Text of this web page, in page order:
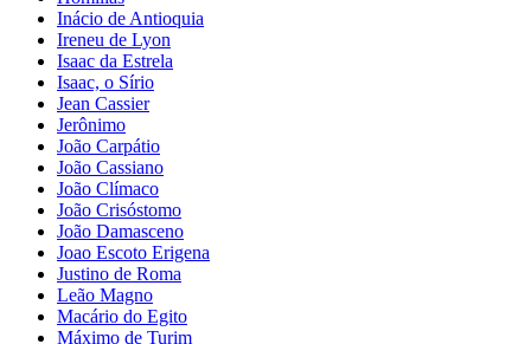
Inácio de Antioquia
Ireneu de Lyon
Isaac da Estrela
Isaac, o Sírio
Jean Cassier
Jerônimo
João Carpátio
João Cassiano
João Clímaco
João Crisóstomo
João Damasceno
Joao Escoto Erigena
Justino de Roma
Leão Magno
Macário do Egito
Máximo de Turim